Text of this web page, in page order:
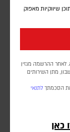
שיווקיות מאפוק
לאחר ההרשמה מגזין
מתן השירותים
הסכמתך לתנאי
כאן
בחודש יולי
התקיפות
ממשי